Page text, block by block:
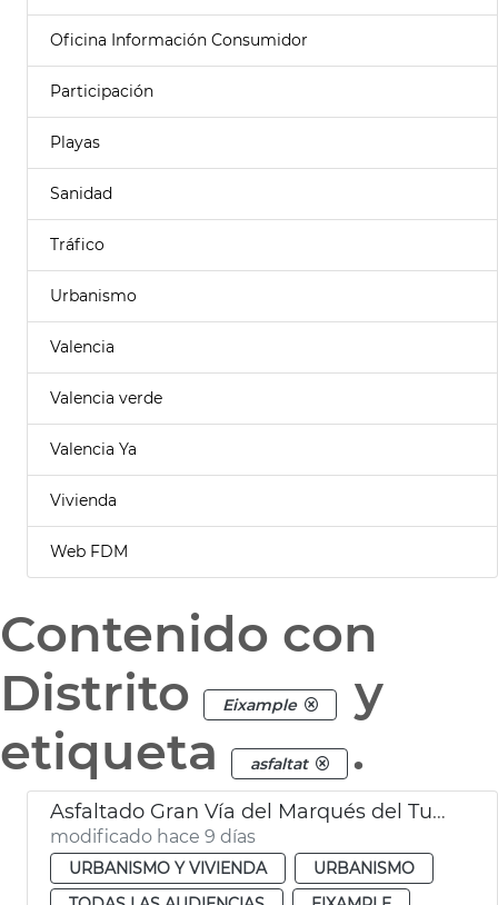
Oficina Información Consumidor
Participación
Playas
Sanidad
Tráfico
Urbanismo
Valencia
Valencia verde
Valencia Ya
Vivienda
Web FDM
Contenido con
Distrito
Eixample
y
etiqueta
asfaltat .
Asfaltado Gran Vía del Marqués del Turia València
modificado hace 9 días
URBANISMO Y VIVIENDA
URBANISMO